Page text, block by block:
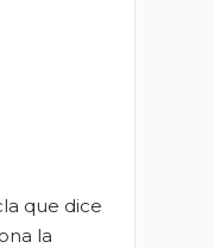
que dice
la